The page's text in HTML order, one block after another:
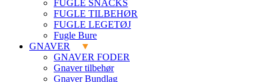
FUGLE SNACKS
FUGLE TILBEHØR
FUGLE LEGETØJ
Fugle Bure
GNAVER
GNAVER FODER
Gnaver tilbehør
Gnaver Bundlag